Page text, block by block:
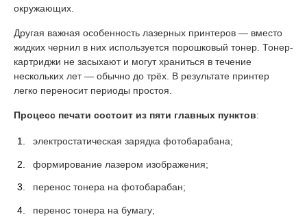
окружающих.
Другая важная особенность лазерных принтеров — вместо
жидких чернил в них используется порошковый тонер. Тонер-
картриджи не засыхают и могут храниться в течение
нескольких лет — обычно до трёх. В результате принтер
легко переносит периоды простоя.
Процесс печати состоит из пяти главных пунктов:
электростатическая зарядка фотобарабана;
формирование лазером изображения;
перенос тонера на фотобарабан;
перенос тонера на бумагу;